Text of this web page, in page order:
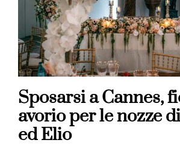
Sposarsi a Cannes,
avorio per le nozze
ed Elio